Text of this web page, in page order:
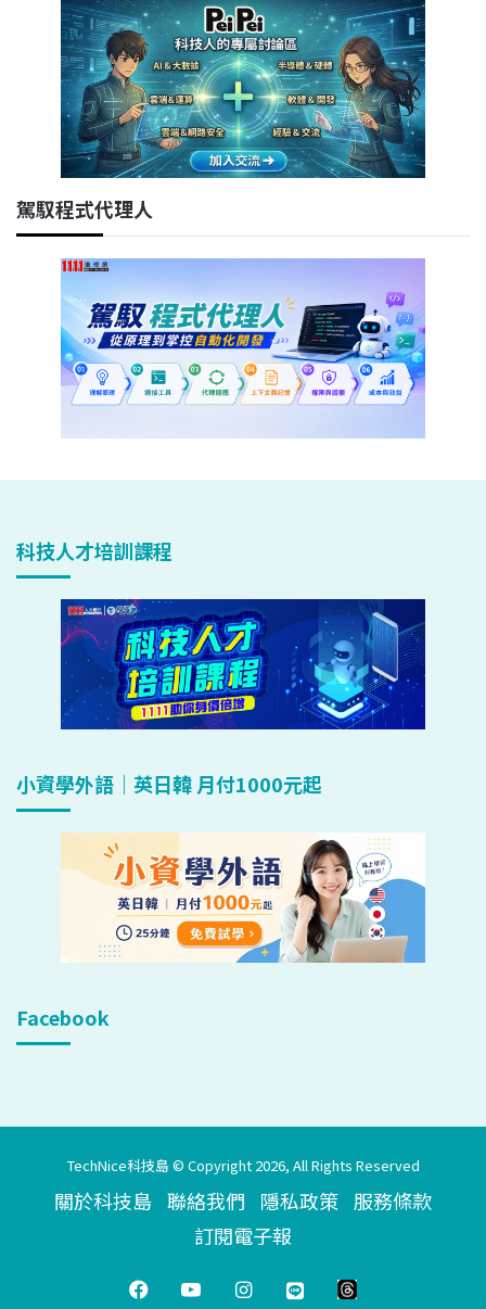
駕馭程式代理人
科技人才培訓課程
小資學外語｜英日韓 月付1000元起
Facebook
TechNice科技島 © Copyright 2026, All Rights Reserved
關於科技島 聯絡我們 隱私政策 服務條款
訂閱電子報